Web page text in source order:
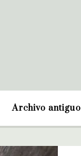
Archivo antiguo